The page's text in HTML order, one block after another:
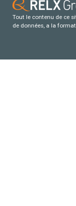
Tout le contenu de ce
de données, a la